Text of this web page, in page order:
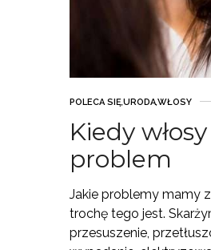
POLECA SIĘ,URODA,WŁOSY
Kiedy
problem
Jakie problemy mamy
trochę tego jest.
przesuszenie,